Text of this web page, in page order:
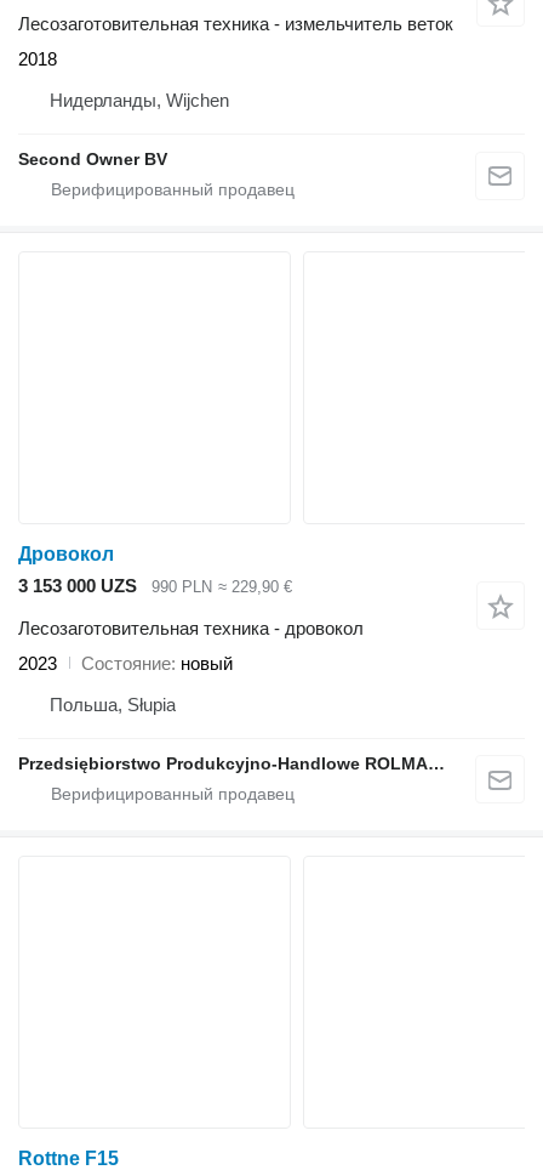
Лесозаготовительная техника - измельчитель веток
2018
Нидерланды, Wijchen
Second Owner BV
Дровокол
3 153 000 UZS
990 PLN ≈ 229,90 €
Лесозаготовительная техника - дровокол
2023
Состояние новый
Польша, Słupia
Przedsiębiorstwo Produkcyjno-Handlowe ROLMAPOL Marcin Dziekan
Rottne F15